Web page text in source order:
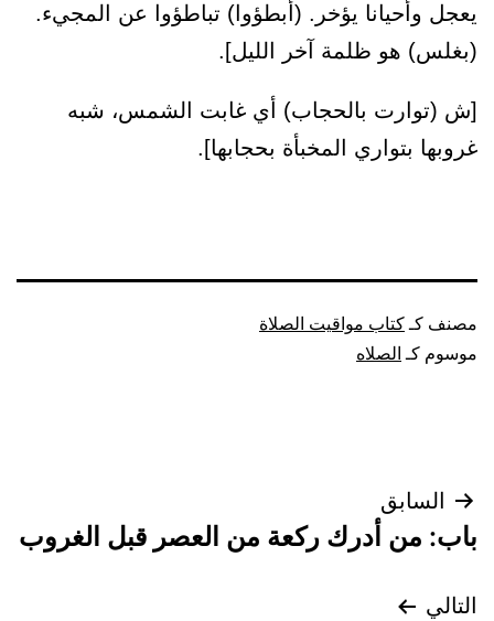
يعجل وأحيانا يؤخر. (أبطؤوا) تباطؤوا عن المجيء.
(بغلس) هو ظلمة آخر الليل].
[ش (توارت بالحجاب) أي غابت الشمس، شبه
غروبها بتواري المخبأة بحجابها].
مصنف كـ كتاب مواقيت الصلاة
موسوم كـ الصلاه
تصفّح
المقالات
السابق
باب: من أدرك ركعة من العصر قبل الغروب
التالي